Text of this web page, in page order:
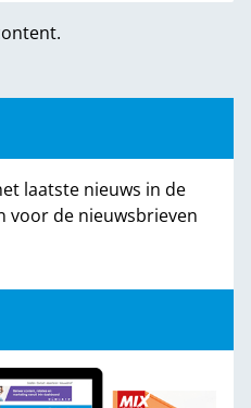
laatste nieuws in de
voor de nieuwsbrieven